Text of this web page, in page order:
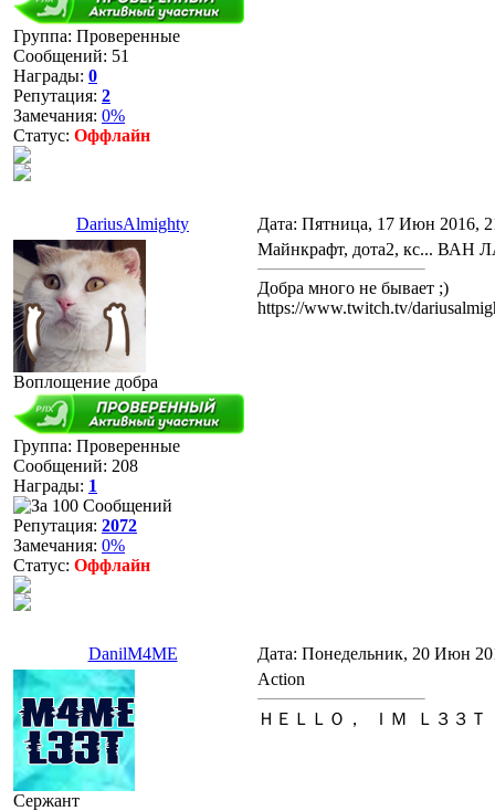
Группа: Проверенные
Сообщений: 51
Награды: 0
Репутация: 2
Замечания: 0%
Статус: Оффлайн
DariusAlmighty Дата: Пятница, 17 Июн 2016,
Воплощение добра
Группа: Проверенные
Сообщений: 208
Награды: 1
Репутация: 2072
Замечания: 0%
Статус: Оффлайн
Майнкрафт, дота2, кс... ВАН
Добра много не бывает ;)
https://www.twitch.tv/
DanilM4ME Дата: Понедельник, 20 Июн
Сержант
Action
ＨＥＬＬＯ， ＩＭ Ｌ３３